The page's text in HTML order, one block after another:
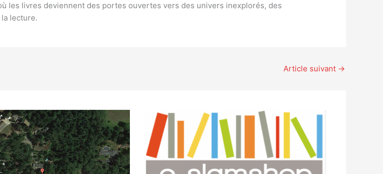
les livres deviennent des portes ouvertes vers des univers inexplorés, des
lecture.
Article suivant →